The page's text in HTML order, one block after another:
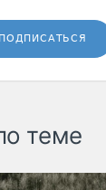
ПОДПИСАТЬСЯ
теме